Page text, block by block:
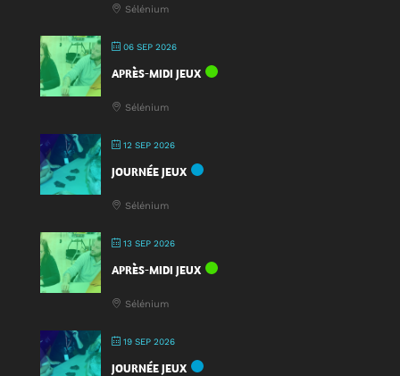
Sélénium
06 SEP 2026
APRÈS-MIDI JEUX
Sélénium
12 SEP 2026
JOURNÉE JEUX
Sélénium
13 SEP 2026
APRÈS-MIDI JEUX
Sélénium
19 SEP 2026
JOURNÉE JEUX